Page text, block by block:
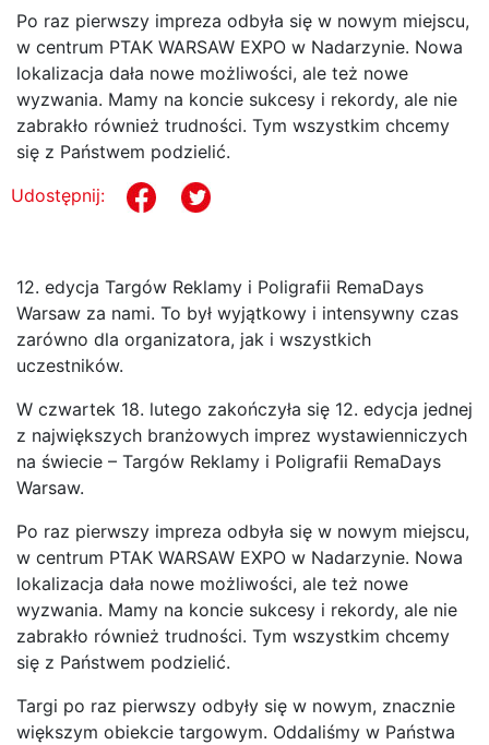
Po raz pierwszy impreza odbyła się w nowym miejscu,
w centrum PTAK WARSAW EXPO w Nadarzynie. Nowa
lokalizacja dała nowe możliwości, ale też nowe
wyzwania. Mamy na koncie sukcesy i rekordy, ale nie
zabrakło również trudności. Tym wszystkim chcemy
się z Państwem podzielić.
Udostępnij:
12. edycja Targów Reklamy i Poligrafii RemaDays
Warsaw za nami. To był wyjątkowy i intensywny czas
zarówno dla organizatora, jak i wszystkich
uczestników.
W czwartek 18. lutego zakończyła się 12. edycja jednej
z największych branżowych imprez wystawienniczych
na świecie – Targów Reklamy i Poligrafii RemaDays
Warsaw.
Po raz pierwszy impreza odbyła się w nowym miejscu,
w centrum PTAK WARSAW EXPO w Nadarzynie. Nowa
lokalizacja dała nowe możliwości, ale też nowe
wyzwania. Mamy na koncie sukcesy i rekordy, ale nie
zabrakło również trudności. Tym wszystkim chcemy
się z Państwem podzielić.
Targi po raz pierwszy odbyły się w nowym, znacznie
większym obiekcie targowym. Oddaliśmy w Państwa